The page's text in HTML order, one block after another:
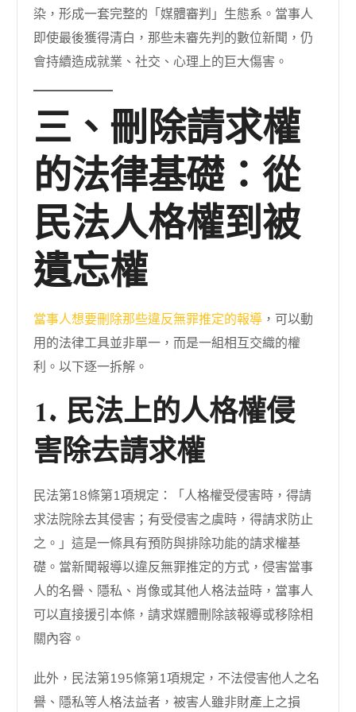
染，形成一套完整的「媒體審判」生態系。當事人
即使最後獲得清白，那些未審先判的數位新聞，仍
會持續造成就業、社交、心理上的巨大傷害。
三、刪除請求權
的法律基礎：從
民法人格權到被
遺忘權
當事人想要刪除那些違反無罪推定的報導 ，可以動
用的法律工具並非單一，而是一組相互交織的權
利。以下逐一拆解。
1. 民法上的人格權侵
害除去請求權
民法第18條第1項規定：「人格權受侵害時，得請
求法院除去其侵害；有受侵害之虞時，得請求防止
之。」這是一條具有預防與排除功能的請求權基
礎。當新聞報導以違反無罪推定的方式，侵害當事
人的名譽、隱私、肖像或其他人格法益時，當事人
可以直接援引本條，請求媒體刪除該報導或移除相
關內容。
此外，民法第195條第1項規定，不法侵害他人之名
譽、隱私等人格法益者，被害人雖非財產上之損